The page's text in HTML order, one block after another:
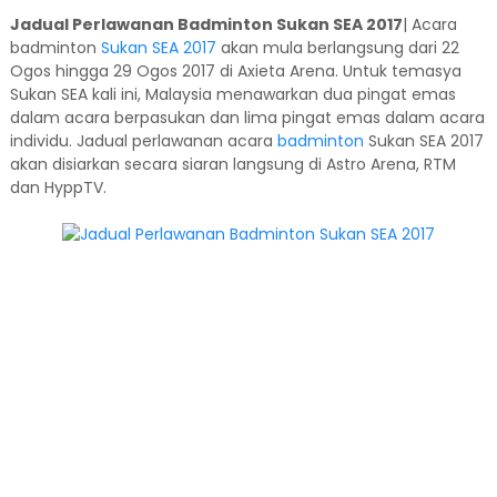
Jadual Perlawanan Badminton Sukan SEA 2017| Acara
badminton Sukan SEA 2017 akan mula berlangsung dari 22
Ogos hingga 29 Ogos 2017 di Axieta Arena. Untuk temasya
Sukan SEA kali ini, Malaysia menawarkan dua pingat emas
dalam acara berpasukan dan lima pingat emas dalam acara
individu. Jadual perlawanan acara badminton Sukan SEA 2017
akan disiarkan secara siaran langsung di Astro Arena, RTM
dan HyppTV.